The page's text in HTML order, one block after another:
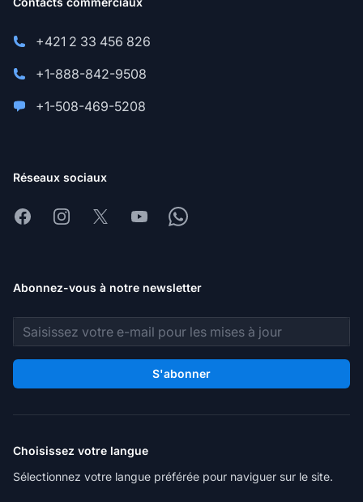
+421 2 33 456 826
+1-888-842-9508
+1-508-469-5208
Réseaux sociaux
FacebookInstagram
X YoutubeWhatsapp
Abonnez-vous à notre newsletter
Adresse e-mail
S'abonner
Choisissez votre langue
Sélectionnez votre langue préférée pour naviguer sur le site.